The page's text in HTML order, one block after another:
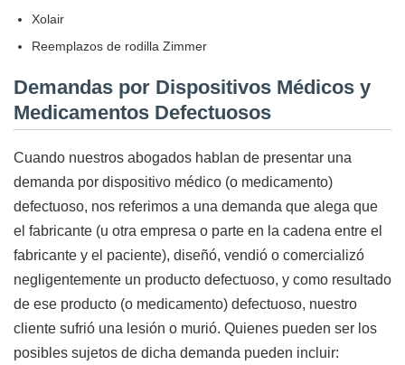
Xolair
Reemplazos de rodilla Zimmer
Demandas por Dispositivos Médicos y
Medicamentos Defectuosos
Cuando nuestros abogados hablan de presentar una
demanda por dispositivo médico (o medicamento)
defectuoso, nos referimos a una demanda que alega que
el fabricante (u otra empresa o parte en la cadena entre el
fabricante y el paciente), diseñó, vendió o comercializó
negligentemente un producto defectuoso, y como resultado
de ese producto (o medicamento) defectuoso, nuestro
cliente sufrió una lesión o murió. Quienes pueden ser los
posibles sujetos de dicha demanda pueden incluir: